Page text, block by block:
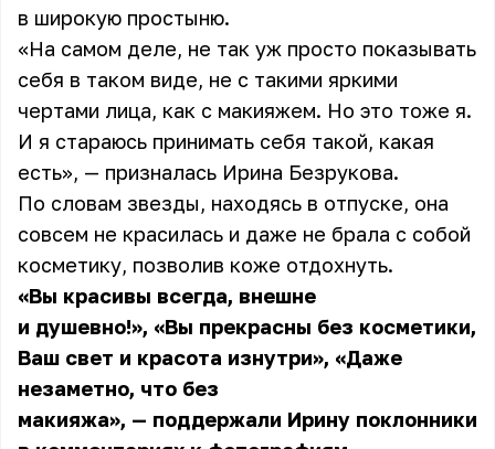
в широкую простыню.
«На самом деле, не так уж просто показывать
себя в таком виде, не с такими яркими
чертами лица, как с макияжем. Но это тоже я.
И я стараюсь принимать себя такой, какая
есть», — призналась Ирина Безрукова.
По словам звезды, находясь в отпуске, она
совсем не красилась и даже не брала с собой
косметику, позволив коже отдохнуть.
«Вы красивы всегда, внешне
и душевно!», «Вы прекрасны без косметики,
Ваш свет и красота изнутри», «Даже
незаметно, что без
макияжа», — поддержали Ирину поклонники